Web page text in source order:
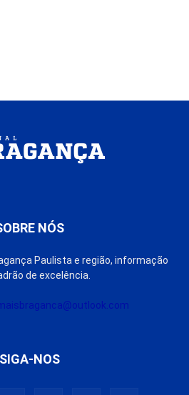
NÓS
Paulista e região, informação
de excelência.
SIGA-NOS